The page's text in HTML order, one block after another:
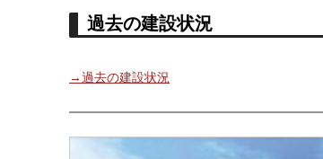
過去の建設状況
→過去の建設状況